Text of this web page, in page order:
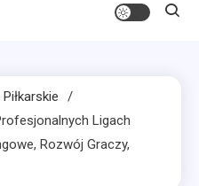
Ligach
Rozwój Graczy,